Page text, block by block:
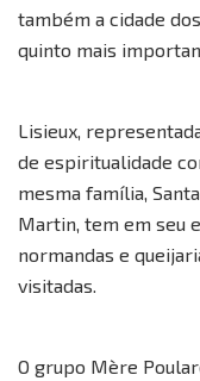
também a cidade
quinto mais
Lisieux,
de espiritualidade
mesma família,
Martin, tem em seu
normandas e
visitadas.
O grupo Mère